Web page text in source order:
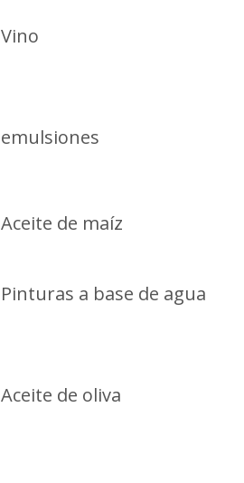
Vino
emulsiones
Aceite de maíz
Pinturas a base de agua
Aceite de oliva